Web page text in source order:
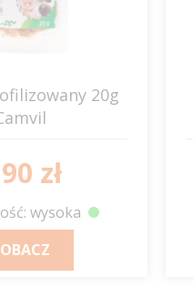
20g
zł
wysoka